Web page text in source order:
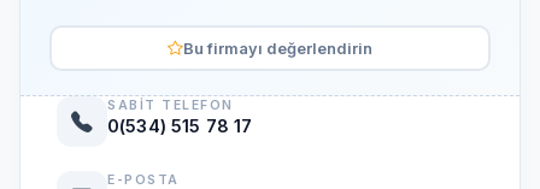
Bu firmayı değerlendirin
SABIT TELEFON
0(534) 515 78 17
E-POSTA